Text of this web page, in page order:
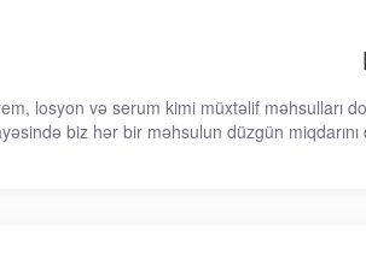
losyon və serum kimi müxtəlif məhsulları
biz hər bir məhsulun düzgün